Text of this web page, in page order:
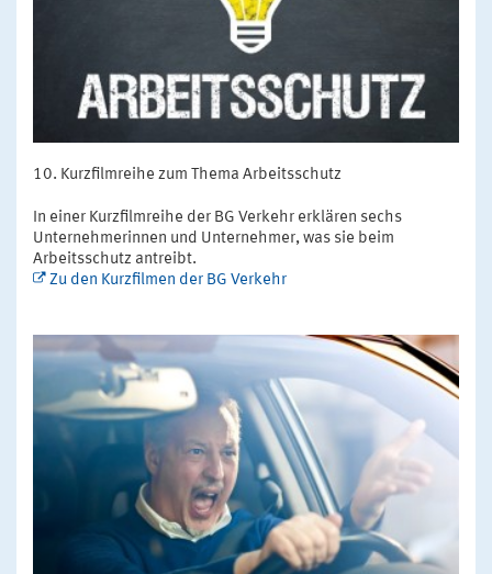
Kurzfilmreihe zum Thema Arbeitsschutz
In einer Kurzfilmreihe der BG Verkehr erklären sechs
Unternehmerinnen und Unternehmer, was sie beim
Arbeitsschutz antreibt.
Zu den Kurzfilmen der BG Verkehr